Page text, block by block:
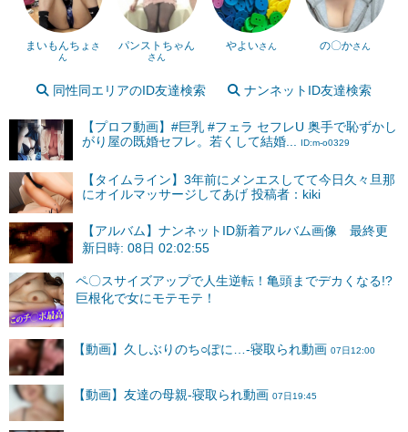
まいもんちょ さ
ん
パンストちゃん
さん
やよいさん の〇かさん
同性同エリアのID友達検索 ナンネットID友達検索
【プロフ動画】#巨乳 #フェラ セフレU 奥手で恥ずかし
がり屋の既婚セフレ。若くして結婚...
ID:m-o0329
【タイムライン】3年前にメンエスしてて今日久々旦那
にオイルマッサージしてあげ 投稿者：kiki
【アルバム】ナンネットID新着アルバム画像 最終更
新日時: 08日 02:02:55